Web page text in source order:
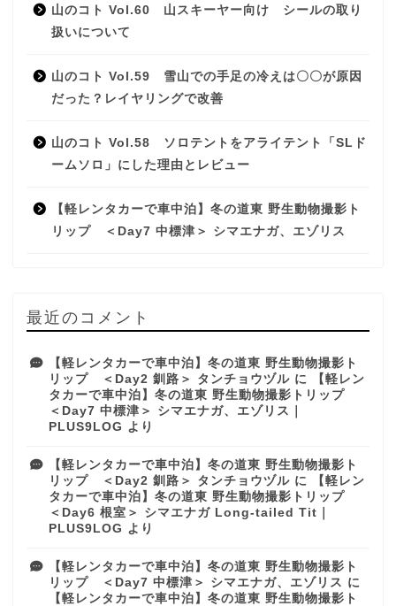
山のコト Vol.60 山スキーヤー向け シールの取り
扱いについて
山のコト Vol.59 雪山での手足の冷えは〇〇が原因
だった？レイヤリングで改善
山のコト Vol.58 ソロテントをアライテント「SLド
ームソロ」にした理由とレビュー
【軽レンタカーで車中泊】冬の道東 野生動物撮影ト
リップ ＜Day7 中標津＞ シマエナガ、エゾリス
最近のコメント
【軽レンタカーで車中泊】冬の道東 野生動物撮影ト
リップ ＜Day2 釧路＞ タンチョウヅル に
【軽レン
タカーで車中泊】冬の道東 野生動物撮影トリップ
＜Day7 中標津＞ シマエナガ、エゾリス｜
PLUS9LOG より
【軽レンタカーで車中泊】冬の道東 野生動物撮影ト
リップ ＜Day2 釧路＞ タンチョウヅル に
【軽レン
タカーで車中泊】冬の道東 野生動物撮影トリップ
＜Day6 根室＞ シマエナガ Long-tailed Tit｜
PLUS9LOG より
【軽レンタカーで車中泊】冬の道東 野生動物撮影ト
リップ ＜Day7 中標津＞ シマエナガ、エゾリス に
【軽レンタカーで車中泊】冬の道東 野生動物撮影ト